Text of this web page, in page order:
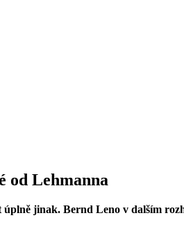
od Lehmanna
jinak. Bernd Leno v dalším